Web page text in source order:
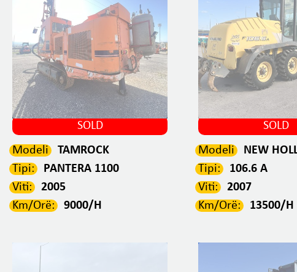
SOLD
Modeli
TAMROCK
Tipi:
PANTERA 1100
Viti:
2005
Km/Orë:
9000/H
SOLD
Modeli
NEW
Tipi:
106.6 A
Viti:
2007
Km/Orë:
13500/H